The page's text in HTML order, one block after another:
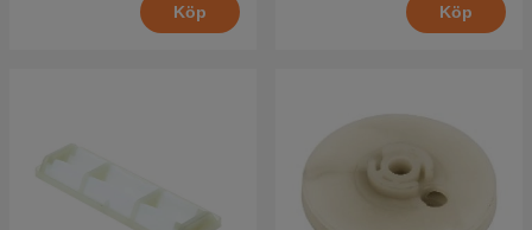
Köp Köp